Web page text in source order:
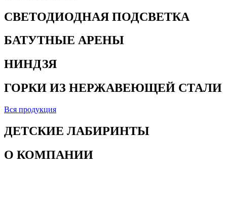
СВЕТОДИОДНАЯ ПОДСВЕТКА
БАТУТНЫЕ АРЕНЫ
НИНДЗЯ
ГОРКИ ИЗ НЕРЖАВЕЮЩЕЙ СТАЛИ
Вся продукция
ДЕТСКИЕ ЛАБИРИНТЫ
О КОМПАНИИ